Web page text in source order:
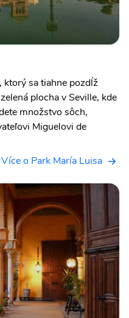
ktorý sa tiahne pozdĺž
plocha v Seville, kde
množstvo sôch,
Miguelovi de
Více o Park María Luisa